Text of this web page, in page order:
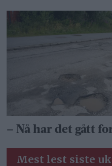
– Nå har det gått
Mest lest siste